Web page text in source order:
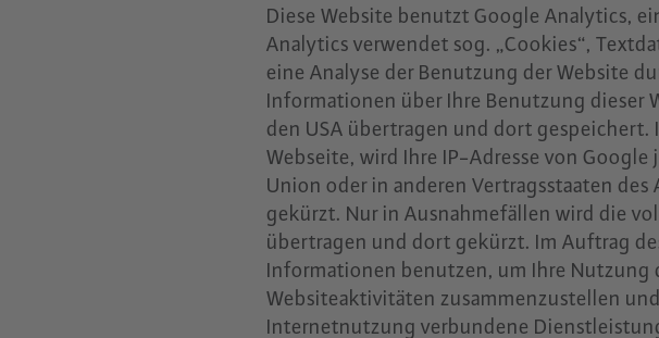
Diese Website benutzt Google Analytics,
Analytics verwendet sog. „Cookies“,
eine Analyse der Benutzung der Website
Informationen über Ihre Benutzung dieser
den USA übertragen und dort
Webseite, wird Ihre IP-Adresse von
Union oder in anderen Vertragsstaaten
gekürzt. Nur in Ausnahmefällen wird die
übertragen und dort gekürzt. Im Auftrag
Informationen benutzen, um Ihre Nutzung
Websiteaktivitäten zusammenzustellen
Internetnutzung verbundene